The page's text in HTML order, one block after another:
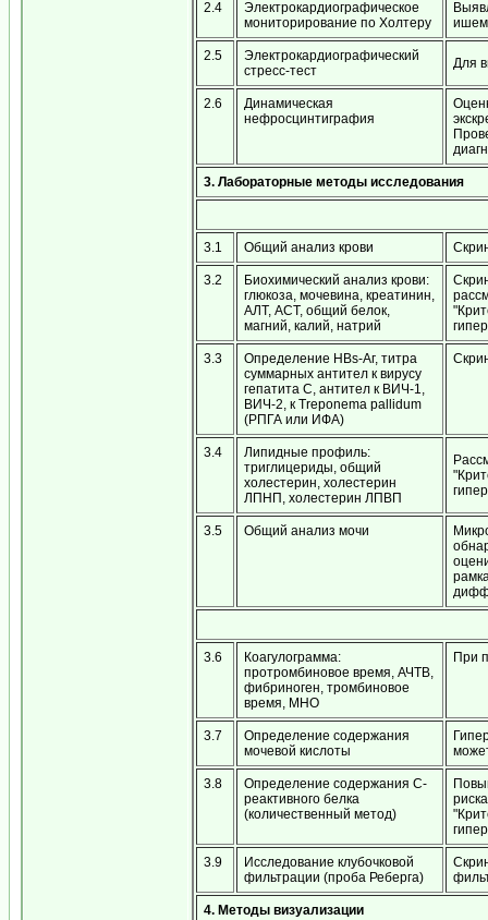
2.4
Электрокардиографическое
мониторирование по Холтеру
2.5
Электрокардиографический
стресс-тест
Для
2.6
Динамическая
нефросцинтиграфия
3. Лабораторные методы исследования
3.1 Общий анализ крови
3.2
Биохимический анализ крови:
глюкоза, мочевина, креатинин,
АЛТ, АСТ, общий белок,
магний, калий, натрий
3.3
Определение HBs-Аг, титра
суммарных антител к вирусу
гепатита С, антител к ВИЧ-1,
ВИЧ-2, к Treponema pallidum
(РПГА или ИФА)
3.4
Липидные профиль:
триглицериды, общий
холестерин, холестерин
ЛПНП, холестерин ЛПВП
3.5 Общий анализ мочи
3.6
Коагулограмма:
протромбиновое время, АЧТВ,
фибриноген, тромбиновое
время, МНО
При
3.7
Определение содержания
мочевой кислоты
3.8
Определение содержания С-
реактивного белка
(количественный метод)
3.9
Исследование клубочковой
фильтрации (проба Реберга)
4. Методы визуализации